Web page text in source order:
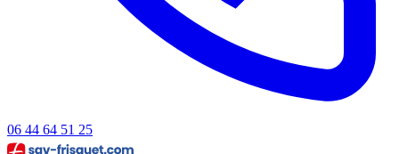
06 44 64 51 25